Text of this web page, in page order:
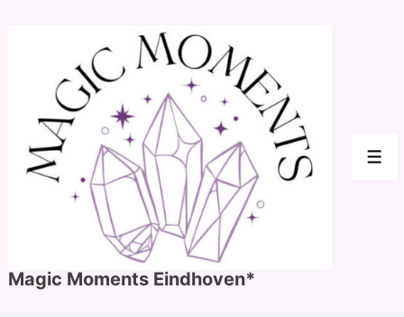
hoofdinhoud
Magic Moments Eindhoven*